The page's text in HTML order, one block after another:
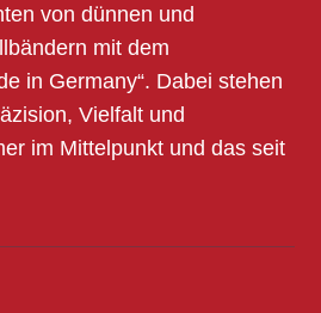
von dünnen und
mit dem
in Germany“. Dabei stehen
Vielfalt und
im Mittelpunkt und das seit